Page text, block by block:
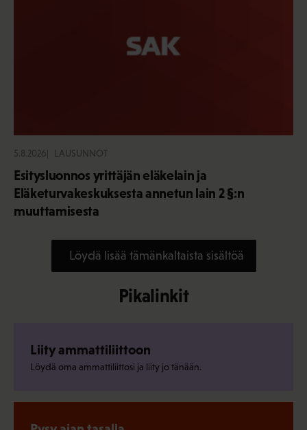
5.8.2026 LAUSUNNOT
Esitysluonnos yrittäjän eläkelain ja
Eläketurvakeskuksesta annetun lain 2 §:n
muuttamisesta
Löydä lisää tämänkaltaista sisältöä
Pikalinkit
Liity ammattiliittoon
Löydä oma ammattiliittosi ja liity jo tänään.